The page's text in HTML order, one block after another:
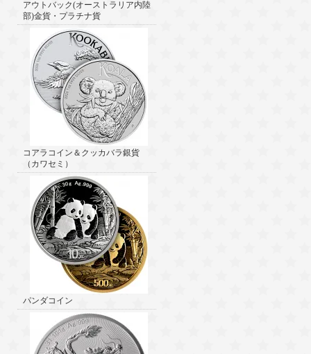
アウトバック(オーストラリア内陸
部)金貨・プラチナ貨
コアラコイン＆クッカバラ銀貨
（カワセミ）
パンダコイン